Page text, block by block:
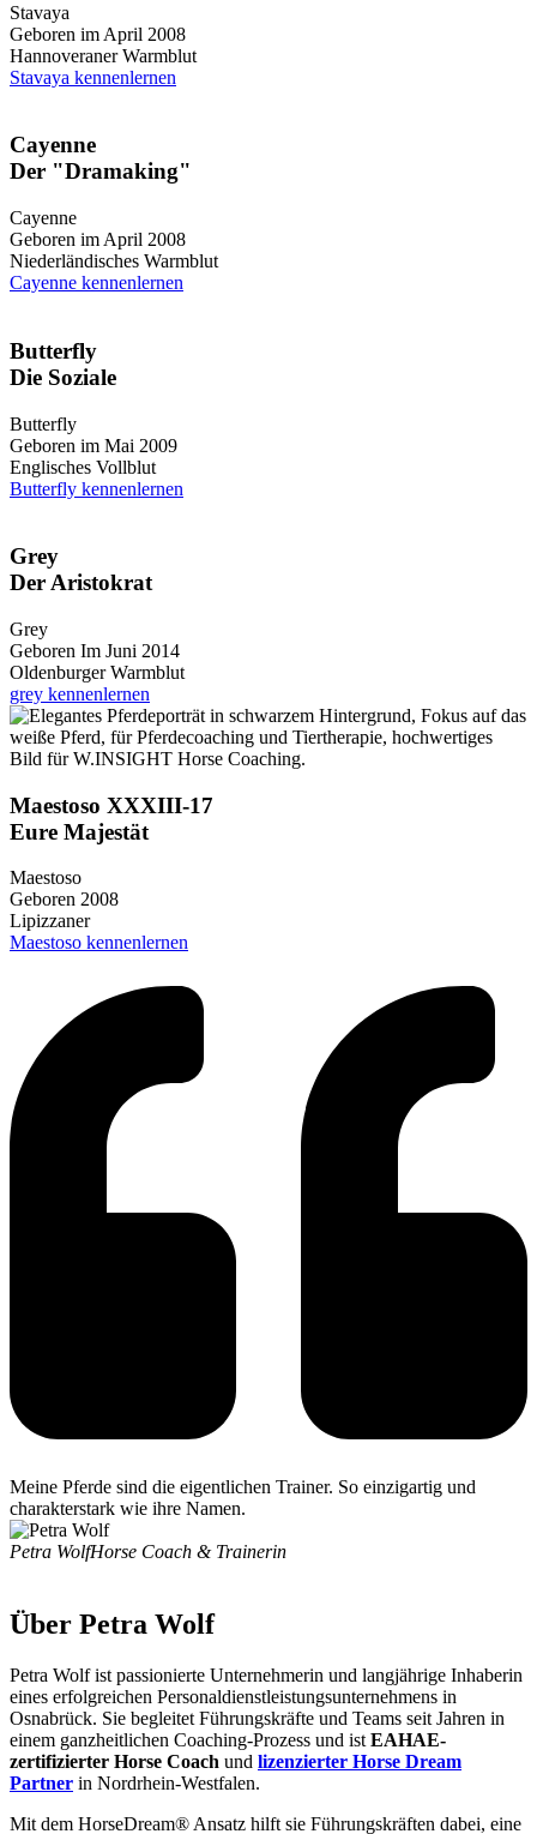
Stavaya
Geboren im April 2008
Hannoveraner Warmblut
Stavaya kennenlernen
Cayenne
Der "Dramaking"
Cayenne
Geboren im April 2008
Niederländisches Warmblut
Cayenne kennenlernen
Butterfly
Die Soziale
Butterfly
Geboren im Mai 2009
Englisches Vollblut
Butterfly kennenlernen
Grey
Der Aristokrat
Grey
Geboren Im Juni 2014
Oldenburger Warmblut
grey kennenlernen
Maestoso XXXIII-17
Eure Majestät
Maestoso
Geboren 2008
Lipizzaner
Maestoso kennenlernen
Meine Pferde sind die eigentlichen Trainer. So einzigartig und
charakterstark wie ihre Namen.
Petra WolfHorse Coach & Trainerin
Über Petra Wolf
Petra Wolf ist passionierte Unternehmerin und langjährige Inhaberin
eines erfolgreichen Personaldienstleistungsunternehmens in
Osnabrück. Sie begleitet Führungskräfte und Teams seit Jahren in
einem ganzheitlichen Coaching-Prozess und ist EAHAE-
zertifizierter Horse Coach und lizenzierter Horse Dream
Partner in Nordrhein-Westfalen.
Mit dem HorseDream® Ansatz hilft sie Führungskräften dabei, eine